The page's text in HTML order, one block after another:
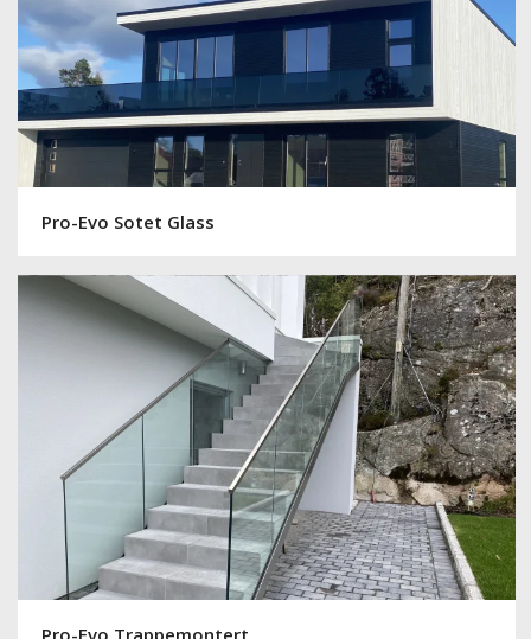
Pro-Evo Sotet Glass
Pro-Evo Trappemontert